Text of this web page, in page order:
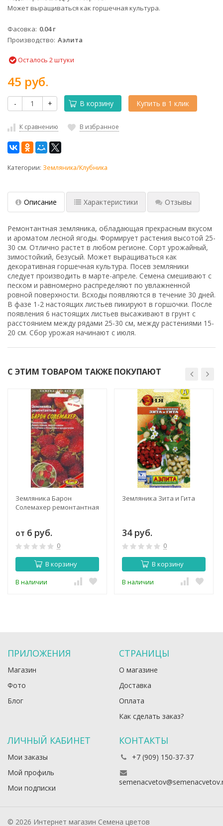
Может выращиваться как горшечная культура.
Фасовка 0.04 г
Производство Аэлита
Осталось 2 штуки
45 руб.
- + В корзину Купить в 1 клик
К сравнению В избранное
Категории: Земляника/Клубника
Описание Характеристики Отзывы
Ремонтантная земляника, обладающая прекрасным вкусом
и ароматом лесной ягоды. Формирует растения высотой 25-
30 см. Отлично растет в любом регионе. Сорт урожайный,
зимостойкий, безусый. Может выращиваться как
декоративная горшечная культура. Посев земляники
следует производить в марте-апреле. Семена смешивают с
песком и равномерно распределяют по увлажненной
ровной поверхности. Всходы появляются в течение 30 дней.
В фазе 1-2 настоящих листьев пикируют в горшочки. После
появления 6 настоящих листьев высаживают в грунт с
расстоянием между рядами 25-30 см, между растениями 15-
20 см. Сбор урожая начинают с июля.
С ЭТИМ ТОВАРОМ ТАКЖЕ ПОКУПАЮТ
Земляника Барон
Солемахер ремонтантная
от 6 руб.
0
В корзину
В наличии
Земляника Зита и Гита
34 руб.
0
В корзину
В наличии
ПРИЛОЖЕНИЯ
Магазин
Фото
Блог
СТРАНИЦЫ
О магазине
Доставка
Оплата
Как сделать заказ?
ЛИЧНЫЙ КАБИНЕТ
Мои заказы
Мой профиль
Мои подписки
КОНТАКТЫ
+7 (909) 150-37-37
© 2026 Интернет магазин Семена цветов